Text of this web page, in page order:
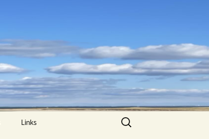
Links
Suche
nach: